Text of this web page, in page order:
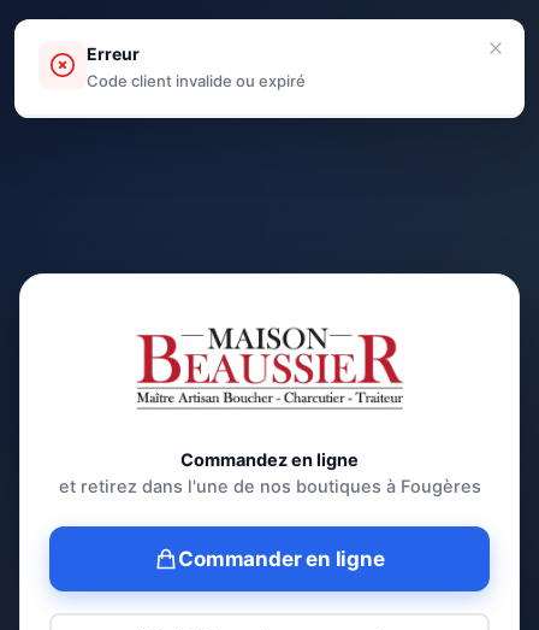
Commandez en ligne
et retirez dans l'une de nos boutiques à Fougères
Commander en ligne
Erreur
Code client invalide ou expiré